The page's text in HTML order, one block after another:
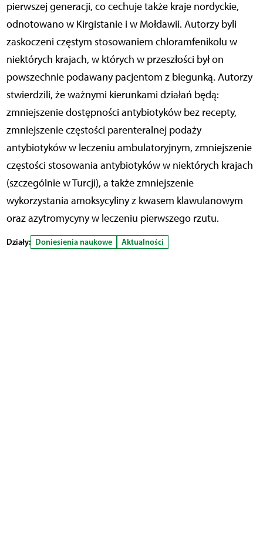
pierwszej generacji, co cechuje także kraje nordyckie,
odnotowano w Kirgistanie i w Mołdawii. Autorzy byli
zaskoczeni częstym stosowaniem chloramfenikolu w
niektórych krajach, w których w przeszłości był on
powszechnie podawany pacjentom z biegunką. Autorzy
stwierdzili, że ważnymi kierunkami działań będą:
zmniejszenie dostępności antybiotyków bez recepty,
zmniejszenie częstości parenteralnej podaży
antybiotyków w leczeniu ambulatoryjnym, zmniejszenie
częstości stosowania antybiotyków w niektórych krajach
(szczególnie w Turcji), a także zmniejszenie
wykorzystania amoksycyliny z kwasem klawulanowym
oraz azytromycyny w leczeniu pierwszego rzutu.
Działy: Doniesienia naukowe Aktualności